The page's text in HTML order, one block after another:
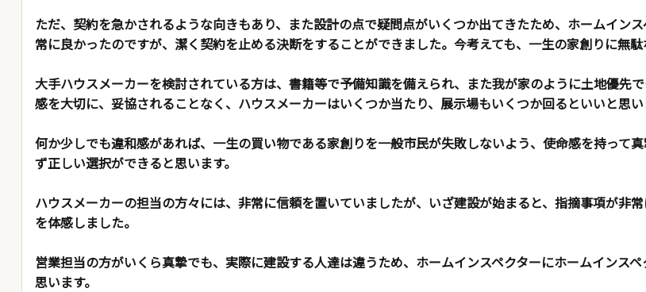
ただ、契約を急かされるような向きもあり、また設計の点で疑問点がいくつか出てきたため、ホームイン
常に良かったのですが、潔く契約を止める決断をすることができました。今考えても、一生の家創りに無
大手ハウスメーカーを検討されている方は、書籍等で予備知識を備えられ、また我が家のように土地優先
感を大切に、妥協されることなく、ハウスメーカーはいくつか当たり、展示場もいくつか回るといいと思い
何か少しでも違和感があれば、一生の買い物である家創りを一般市民が失敗しないよう、使命感を持って
ず正しい選択ができると思います。
ハウスメーカーの担当の方々には、非常に信頼を置いていましたが、いざ建設が始まると、指摘事項が非
を体感しました。
営業担当の方がいくら真摯でも、実際に建設する人達は違うため、ホームインスペクターにホームインス
思います。